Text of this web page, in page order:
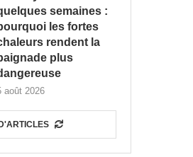
semaines :
les fortes
rendent la
plus
août 2026